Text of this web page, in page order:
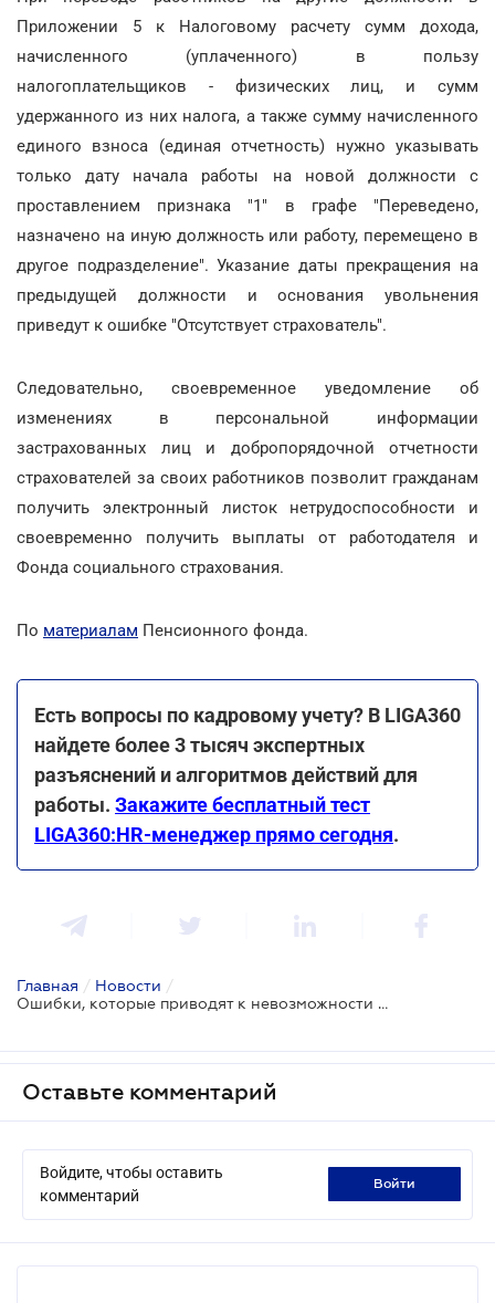
Приложении 5 к Налоговому расчету сумм дохода,
начисленного (уплаченного) в пользу
налогоплательщиков - физических лиц, и сумм
удержанного из них налога, а также сумму начисленного
единого взноса (единая отчетность) нужно указывать
только дату начала работы на новой должности с
проставлением признака "1" в графе "Переведено,
назначено на иную должность или работу, перемещено в
другое подразделение". Указание даты прекращения на
предыдущей должности и основания увольнения
приведут к ошибке "Отсутствует страхователь".
Следовательно, своевременное уведомление об
изменениях в персональной информации
застрахованных лиц и добропорядочной отчетности
страхователей за своих работников позволит гражданам
получить электронный листок нетрудоспособности и
своевременно получить выплаты от работодателя и
Фонда социального страхования.
По материалам Пенсионного фонда.
Есть вопросы по кадровому учету? В LIGA360
найдете более 3 тысяч экспертных
разъяснений и алгоритмов действий для
работы. Закажите бесплатный тест
LIGA360:HR-менеджер прямо сегодня.
Главная / Новости /
Ошибки, которые приводят к невозможности сформировать е-больничные - Пенсионный фонд
Оставьте комментарий
Войдите, чтобы оставить
комментарий
войти